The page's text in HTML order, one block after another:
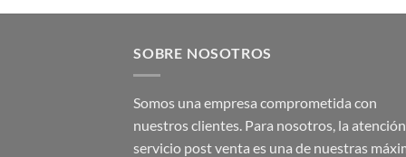
SOBRE NOSOTROS
Somos una empresa comprometida con
nuestros clientes. Para nosotros, la
servicio post venta es una de nuestras